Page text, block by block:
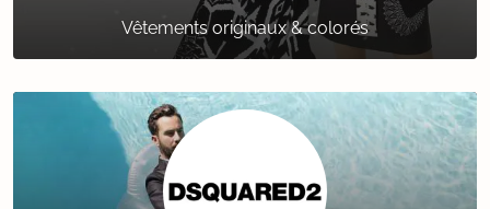
Vêtements originaux & colorés